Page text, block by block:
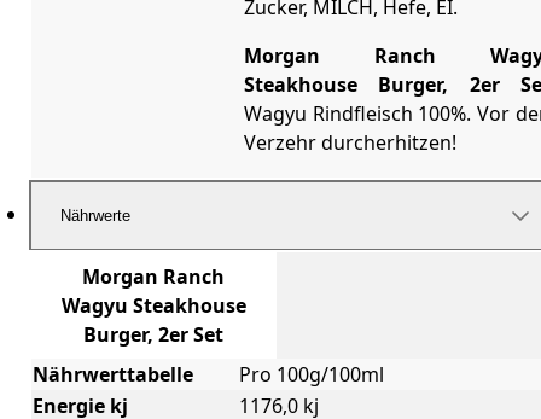
Zucker, MILCH, Hefe, EI.
Morgan Ranch
Steakhouse Burger, 2er
Wagyu Rindfleisch 100%. Vor
Verzehr durcherhitzen!
Nährwerte
Morgan Ranch
Wagyu Steakhouse
Burger, 2er Set
Nährwerttabelle
Pro 100g/100ml
Energie kj
1176,0 kj